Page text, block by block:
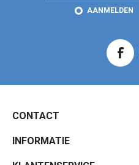
AANMELDEN
CONTACT
INFORMATIE